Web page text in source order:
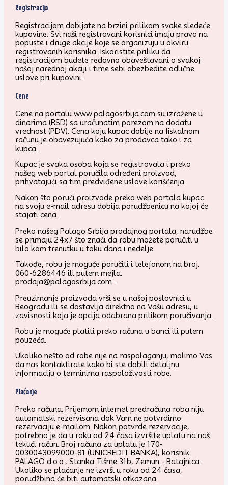
Registracija
Registracijom dobijate na brzini prilikom svake sledeće
kupovine. Svi naši registrovani korisnici imaju pravo na
popuste i druge akcije koje se organizuju u okviru
registrovanih korisnika. Iskoristite priliku da
registracijom budete redovno obaveštavani o svakoj
našoj narednoj akciji i time sebi obezbedite odlične
uslove pri kupovini.
Cene
Cene na portalu www.palagosrbija.com su izražene u
dinarima (RSD) sa uračunatim porezom na dodatu
vrednost (PDV). Cena koju kupac dobije na fiskalnom
računu je obavezujuća kako za prodavca tako i za
kupca.
Kupac je svaka osoba koja se registrovala i preko
našeg web portal poručila određeni proizvod,
prihvatajući sa tim predviđene uslove korišćenja.
Nakon što poruči proizvode preko web portala kupac
na svoju e-mail adresu dobija porudžbenicu na kojoj će
stajati cena.
Preko našeg Palago Srbija prodajnog portala, narudžbe
se primaju 24x7 što znači da robu možete poručiti u
bilo kom trenutku u toku dana i nedelje.
Takođe, robu je moguće poručiti i telefonom na broj:
060-6286446 ili putem mejla:
prodaja@palagosrbija.com .
Preuzimanje proizvoda vrši se u našoj poslovnici u
Beogradu ili se dostavlja direktno na Vašu adresu, u
zavisnosti koja je opcija odabrana prilikom poručivanja.
Robu je moguće platiti preko računa u banci ili putem
pouzeća.
Ukoliko nešto od robe nije na raspolaganju, molimo Vas
da nas kontaktirate kako bi ste dobili detaljnu
informaciju o terminima raspoloživosti robe.
Plaćanje
Preko računa: Prijemom internet predračuna roba niju
automatski rezervisana dok Vam ne potvrdimo
rezervaciju e-mailom. Nakon potvrde rezervacije,
potrebno je da u roku od 24 časa izvršite uplatu na naš
tekući račun. Broj računa za uplatu je 170-
0030043099000-81 (UNICREDIT BANKA), korisnik
PALAGO d.o.o., Stanka Tišme 31b, Zemun - Batajnica.
Ukoliko se plaćanje ne izvrši u roku od 24 časa,
porudžbina će biti automatski otkazana.